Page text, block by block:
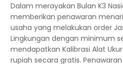
Dalam merayakan Bulan K3
memberikan penawaran
usaha yang melakukan order
Lingkungan dengan minimum
mendapatkan Kalibrasi Alat
rupiah secara gratis.